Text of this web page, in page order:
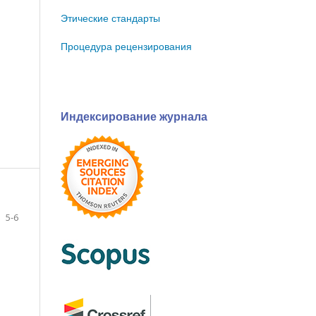
5-6
Этические стандарты
Процедура рецензирования
Индексирование журнала